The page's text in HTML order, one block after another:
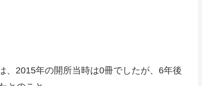
、2015年の開所当時は0冊でしたが、6年後